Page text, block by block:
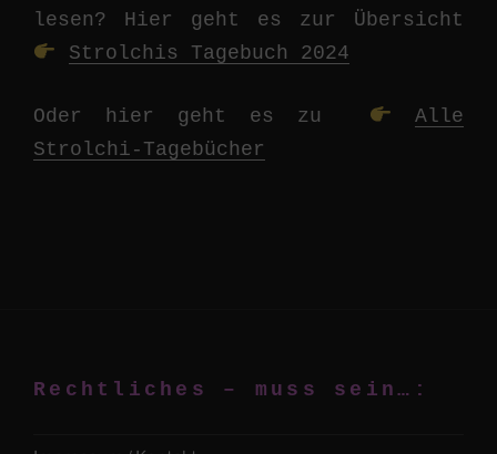
lesen? Hier geht es zur Übersicht
Strolchis Tagebuch 2024
Oder hier geht es zu
Alle
Strolchi-Tagebücher
Rechtliches – muss sein…: